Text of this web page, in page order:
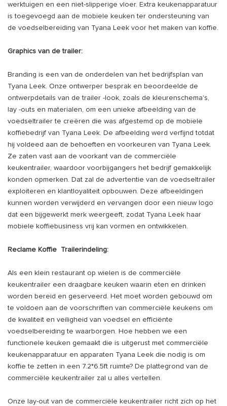
werktuigen en een niet-slipperige vloer. Extra keukenapparatuur
is toegevoegd aan de mobiele keuken ter ondersteuning van
de voedselbereiding van Tyana Leek voor het maken van koffie.
Graphics van de trailer:
Branding is een van de onderdelen van het bedrijfsplan van
Tyana Leek. Onze ontwerper besprak en beoordeelde de
ontwerpdetails van de trailer -look, zoals de kleurenschema's,
lay -outs en materialen, om een ​​unieke afbeelding van de
voedseltrailer te creëren die was afgestemd op de mobiele
koffiebedrijf van Tyana Leek. De afbeelding werd verfijnd totdat
hij voldeed aan de behoeften en voorkeuren van Tyana Leek.
Ze zaten vast aan de voorkant van de commerciële
keukentrailer, waardoor voorbijgangers het bedrijf gemakkelijk
konden opmerken. Dat zal de advertentie van de voedseltrailer
exploiteren en klantloyaliteit opbouwen. Deze afbeeldingen
kunnen worden verwijderd en vervangen door een nieuw logo
dat een bijgewerkt merk weergeeft, zodat Tyana Leek haar
mobiele koffiebusiness vrij kan vormen en ontwikkelen.
Reclame Koffie Trailerindeling:
Als een klein restaurant op wielen is de commerciële
keukentrailer een draagbare keuken waarin eten en drinken
worden bereid en geserveerd. Het moet worden gebouwd om
te voldoen aan de voorschriften van commerciële keukens om
de kwaliteit en veiligheid van voedsel en efficiënte
voedselbereiding te waarborgen. Hoe hebben we een
functionele keuken gemaakt die is uitgerust met commerciële
keukenapparatuur en apparaten Tyana Leek die nodig is om
koffie te zetten in een 7.2*6.5ft ruimte? De plattegrond van de
commerciële keukentrailer zal u alles vertellen.
Onze lay-out van de commerciële keukentrailer richt zich op het